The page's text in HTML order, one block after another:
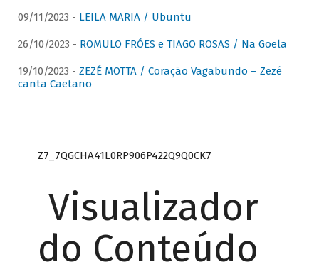
09/11/2023 - LEILA MARIA / Ubuntu
26/10/2023 - ROMULO FRÓES e TIAGO ROSAS / Na Goela
19/10/2023 - ZEZÉ MOTTA / Coração Vagabundo – Zezé
canta Caetano
Z7_7QGCHA41L0RP906P422Q9Q0CK7
Visualizador
do Conteúdo